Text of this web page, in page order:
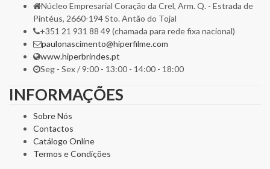
Núcleo Empresarial Coração da Crel, Arm. Q. - Estrada de
Pintéus, 2660-194 Sto. Antão do Tojal
+351 21 931 88 49 (chamada para rede fixa nacional)
paulonascimento@hiperfilme.com
www.hiperbrindes.pt
Seg - Sex / 9:00 - 13:00 - 14:00 - 18:00
INFORMAÇÕES
Sobre Nós
Contactos
Catálogo Online
Termos e Condições